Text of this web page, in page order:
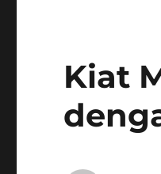
Kiat